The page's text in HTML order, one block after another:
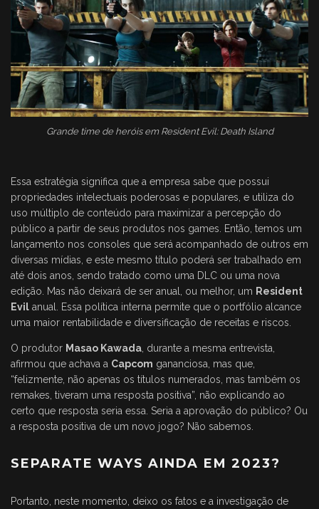
Grande time de heróis em Resident Evil: Death Island
Essa estratégia significa que a empresa sabe que possui
propriedades intelectuais poderosas e populares, e utiliza do
uso múltiplo de conteúdo para maximizar a percepção do
público a partir de seus produtos nos games. Então, temos um
lançamento nos consoles que será acompanhado de outros em
diversas mídias, e este mesmo título poderá ser trabalhado em
até dois anos, sendo tratado como uma DLC ou uma nova
edição. Mas não deixará de ser anual, ou melhor, um Resident
Evil anual. Essa política interna permite que o portfólio alcance
uma maior rentabilidade e diversificação de receitas e riscos.
O produtor Masao Kawada, durante a mesma entrevista,
afirmou que achava a Capcom gananciosa, mas que,
“felizmente, não apenas os títulos numerados, mas também os
remakes, tiveram uma resposta positiva”, não explicando ao
certo que resposta seria essa. Seria a aprovação do público? Ou
a resposta positiva de um novo jogo? Não sabemos.
SEPARATE WAYS AINDA EM 2023?
Portanto, neste momento, deixo os fatos e a investigação de